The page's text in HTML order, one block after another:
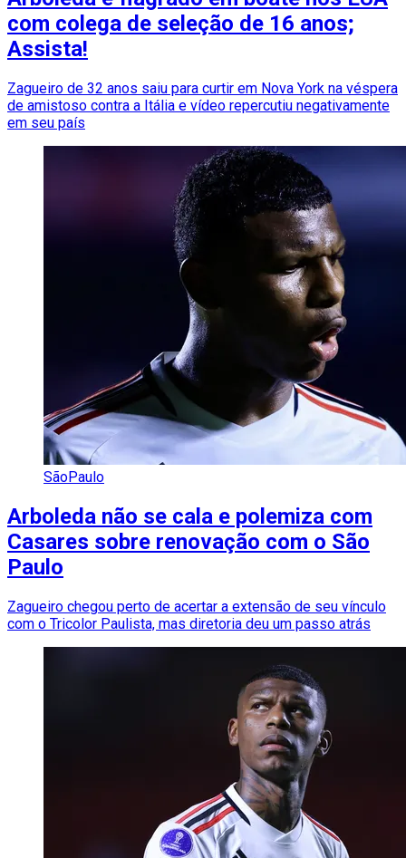
com colega de seleção de 16 anos;
Assista!
Zagueiro de 32 anos saiu para curtir em Nova York na véspera
de amistoso contra a Itália e vídeo repercutiu negativamente
em seu país
SãoPaulo
Arboleda não se cala e polemiza com
Casares sobre renovação com o São
Paulo
Zagueiro chegou perto de acertar a extensão de seu vínculo
com o Tricolor Paulista, mas diretoria deu um passo atrás